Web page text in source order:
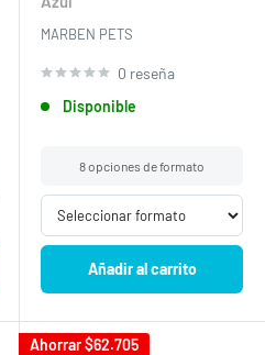
MARBEN PETS
0 reseña
Disponible
8 opciones de formato
Añadir al carrito
Ahorrar$62.705